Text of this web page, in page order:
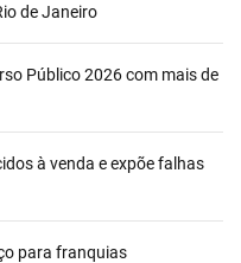
de Janeiro
Público 2026 com mais de
à venda e expõe falhas
para franquias